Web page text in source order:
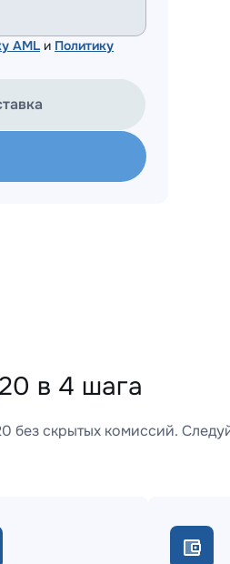
AML и Политику
в 4 шага
без скрытых комиссий.